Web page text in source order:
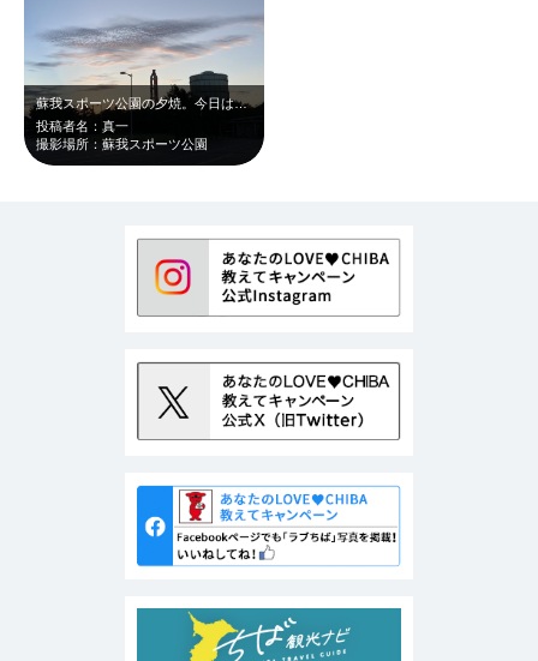
蘇我スポーツ公園の夕焼。今日は勝ったジェフ。残りのシーズン、全力で駆け抜けてほ…
投稿者名：真一
撮影場所：蘇我スポーツ公園